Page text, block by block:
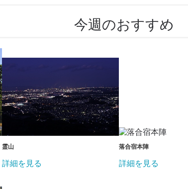
今週のおすすめ
霊山
詳細を見る
落合宿本陣
詳細を見る